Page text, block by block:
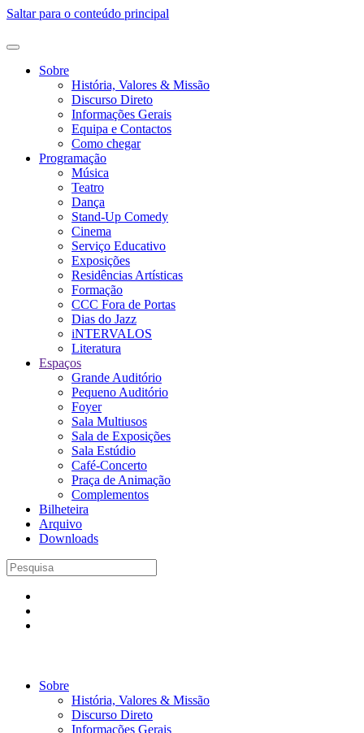
Saltar para o conteúdo principal
Sobre
História, Valores & Missão
Discurso Direto
Informações Gerais
Equipa e Contactos
Como chegar
Programação
Música
Teatro
Dança
Stand-Up Comedy
Cinema
Serviço Educativo
Exposições
Residências Artísticas
Formação
CCC Fora de Portas
Dias do Jazz
iNTERVALOS
Literatura
Espaços
Grande Auditório
Pequeno Auditório
Foyer
Sala Multiusos
Sala de Exposições
Sala Estúdio
Café-Concerto
Praça de Animação
Complementos
Bilheteira
Arquivo
Downloads
Sobre
História, Valores & Missão
Discurso Direto
Informações Gerais